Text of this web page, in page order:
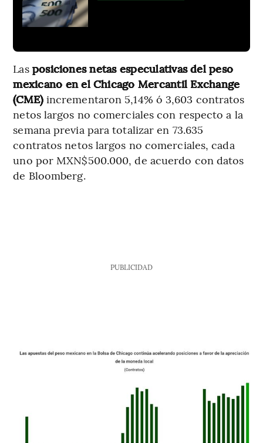
Las posiciones netas especulativas del peso
mexicano en el Chicago Mercantil Exchange
(CME) incrementaron 5,14% ó 3,603 contratos
netos largos no comerciales con respecto a la
semana previa para totalizar en 73.635
contratos netos largos no comerciales, cada
uno por MXN$500.000, de acuerdo con datos
de Bloomberg.
PUBLICIDAD